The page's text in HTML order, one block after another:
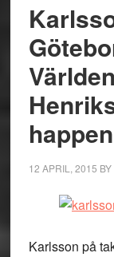
12 APRIL, 2015 BY
Karlsson på